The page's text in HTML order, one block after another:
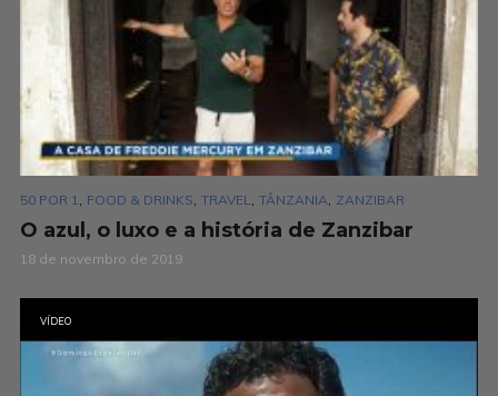
50 POR 1, FOOD & DRINKS, TRAVEL, TÂNZANIA, ZANZIBAR
O azul, o luxo e a história de Zanzibar
18 de novembro de 2019
VÍDEO